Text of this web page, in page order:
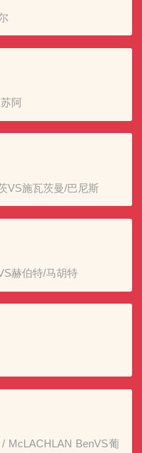
阿
VS施瓦茨曼/巴尼斯
赫伯特/马胡特
McLACHLAN BenVS葡